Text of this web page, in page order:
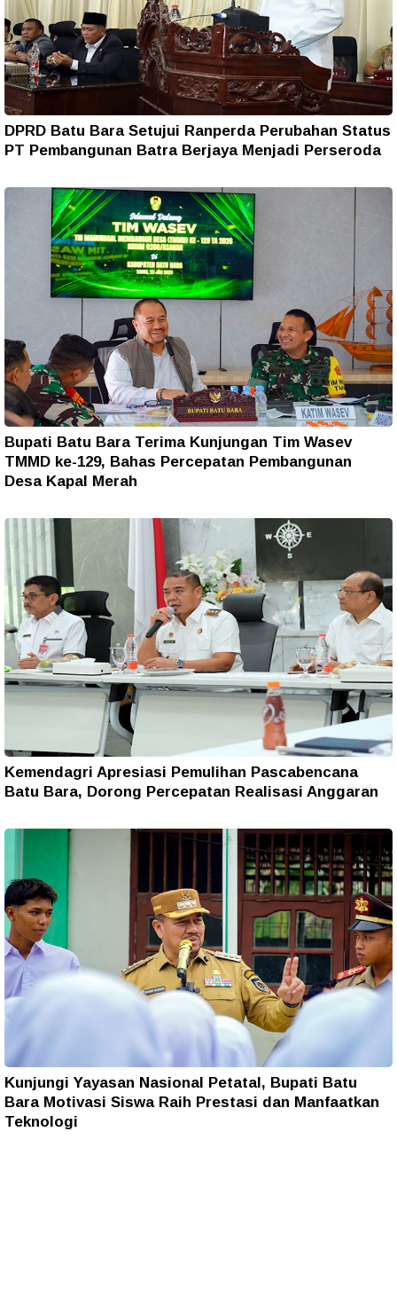
DPRD Batu Bara Setujui Ranperda Perubahan Status
PT Pembangunan Batra Berjaya Menjadi Perseroda
Bupati Batu Bara Terima Kunjungan Tim Wasev
TMMD ke-129, Bahas Percepatan Pembangunan
Desa Kapal Merah
Kemendagri Apresiasi Pemulihan Pascabencana
Batu Bara, Dorong Percepatan Realisasi Anggaran
Kunjungi Yayasan Nasional Petatal, Bupati Batu
Bara Motivasi Siswa Raih Prestasi dan Manfaatkan
Teknologi